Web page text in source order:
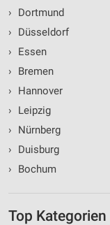
›
Dortmund
›
Düsseldorf
›
Essen
›
Bremen
›
Hannover
›
Leipzig
›
Nürnberg
›
Duisburg
›
Bochum
Top Kategorien